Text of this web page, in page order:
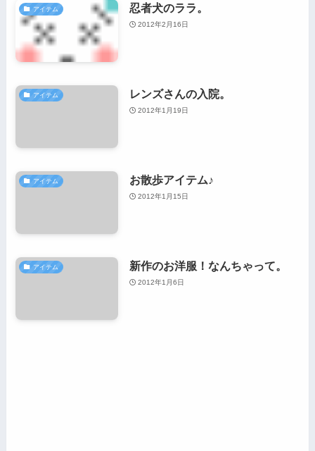
アイテム 忍者犬のララ。
2012年2月16日
アイテム レンズさんの入院。
2012年1月19日
アイテム お散歩アイテム♪
2012年1月15日
アイテム 新作のお洋服！なんちゃって。
2012年1月6日